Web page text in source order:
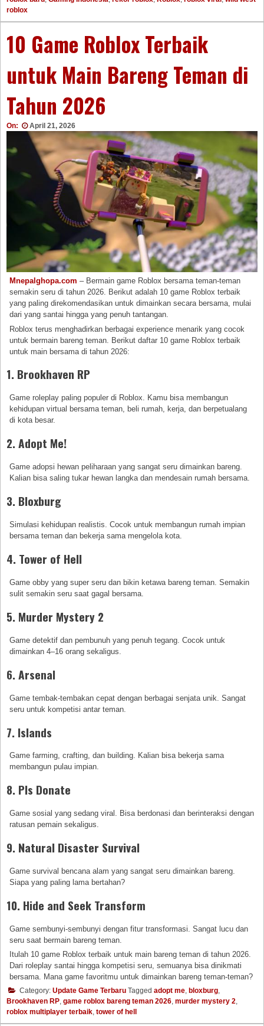
roblox
10 Game Roblox Terbaik
untuk Main Bareng Teman di
Tahun 2026
On: April 21, 2026
Mnepalghopa.com – Bermain game Roblox bersama teman-teman
semakin seru di tahun 2026. Berikut adalah 10 game Roblox terbaik
yang paling direkomendasikan untuk dimainkan secara bersama, mulai
dari yang santai hingga yang penuh tantangan.
Roblox terus menghadirkan berbagai experience menarik yang cocok
untuk bermain bareng teman. Berikut daftar 10 game Roblox terbaik
untuk main bersama di tahun 2026:
1. Brookhaven RP
Game roleplay paling populer di Roblox. Kamu bisa membangun
kehidupan virtual bersama teman, beli rumah, kerja, dan berpetualang
di kota besar.
2. Adopt Me!
Game adopsi hewan peliharaan yang sangat seru dimainkan bareng.
Kalian bisa saling tukar hewan langka dan mendesain rumah bersama.
3. Bloxburg
Simulasi kehidupan realistis. Cocok untuk membangun rumah impian
bersama teman dan bekerja sama mengelola kota.
4. Tower of Hell
Game obby yang super seru dan bikin ketawa bareng teman. Semakin
sulit semakin seru saat gagal bersama.
5. Murder Mystery 2
Game detektif dan pembunuh yang penuh tegang. Cocok untuk
dimainkan 4–16 orang sekaligus.
6. Arsenal
Game tembak-tembakan cepat dengan berbagai senjata unik. Sangat
seru untuk kompetisi antar teman.
7. Islands
Game farming, crafting, dan building. Kalian bisa bekerja sama
membangun pulau impian.
8. Pls Donate
Game sosial yang sedang viral. Bisa berdonasi dan berinteraksi dengan
ratusan pemain sekaligus.
9. Natural Disaster Survival
Game survival bencana alam yang sangat seru dimainkan bareng.
Siapa yang paling lama bertahan?
10. Hide and Seek Transform
Game sembunyi-sembunyi dengan fitur transformasi. Sangat lucu dan
seru saat bermain bareng teman.
Itulah 10 game Roblox terbaik untuk main bareng teman di tahun 2026.
Dari roleplay santai hingga kompetisi seru, semuanya bisa dinikmati
bersama. Mana game favoritmu untuk dimainkan bareng teman-teman?
Category: Update Game Terbaru Tagged adopt me, bloxburg,
Brookhaven RP, game roblox bareng teman 2026, murder mystery 2,
roblox multiplayer terbaik, tower of hell